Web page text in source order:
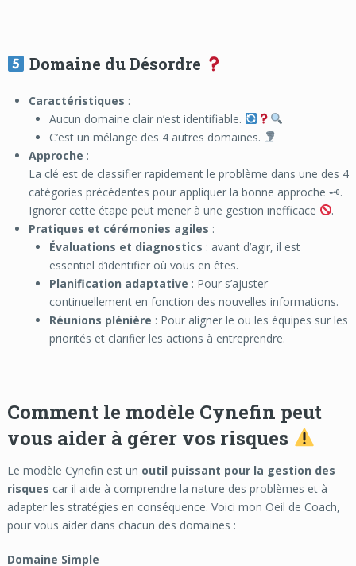
Domaine du Désordre
Caractéristiques :
Aucun domaine clair n’est identifiable.
C’est un mélange des 4 autres domaines.
Approche :
La clé est de classifier rapidement le problème dans une des 4
catégories précédentes pour appliquer la bonne approche 🗝.
Ignorer cette étape peut mener à une gestion inefficace
.
Pratiques et cérémonies agiles :
Évaluations et diagnostics : avant d’agir, il est
essentiel d’identifier où vous en êtes.
Planification adaptative : Pour s’ajuster
continuellement en fonction des nouvelles informations.
Réunions plénière : Pour aligner le ou les équipes sur les
priorités et clarifier les actions à entreprendre.
Comment le modèle Cynefin peut
vous aider à gérer vos risques
Le modèle Cynefin est un outil puissant pour la gestion des
risques car il aide à comprendre la nature des problèmes et à
adapter les stratégies en conséquence. Voici mon Oeil de Coach,
pour vous aider dans chacun des domaines :
Domaine Simple